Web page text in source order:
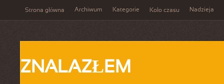
Strona główna Archiwum Kategorie Koło czasu Nadzieja
ZNALAZŁEM